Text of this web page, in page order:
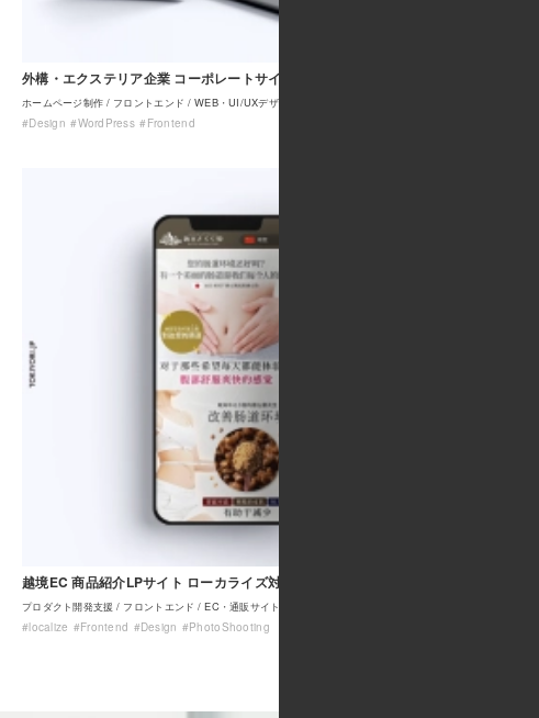
外構・エクステリア企業 コーポレートサイト制作
ホームページ制作 フロントエンド
WEB・UI/UXデザイン
#Design #WordPress #Frontend
越境EC 商品紹介LPサイト ローカライズ対応（翻訳・多言語対応）
プロダクト開発支援 フロントエンド
EC・通販サイト構築
#localize #Frontend #Design #PhotoShooting